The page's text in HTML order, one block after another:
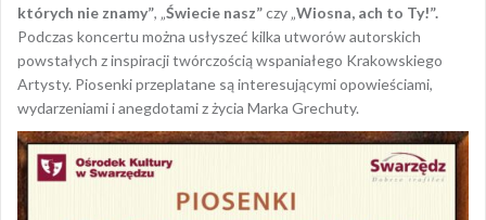
których nie znamy”, „Świecie nasz”czy „Wiosna, ach to Ty!”.
Podczas koncertu można usłyszeć kilka utworów autorskich
powstałych z inspiracji twórczością wspaniałego Krakowskiego
Artysty. Piosenki przeplatane są interesującymi opowieściami,
wydarzeniami i anegdotami z życia Marka Grechuty.